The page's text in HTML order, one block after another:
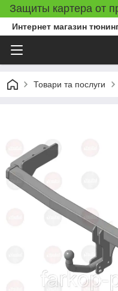
Защиты картера от
Интернет магазин
Товари та послуги